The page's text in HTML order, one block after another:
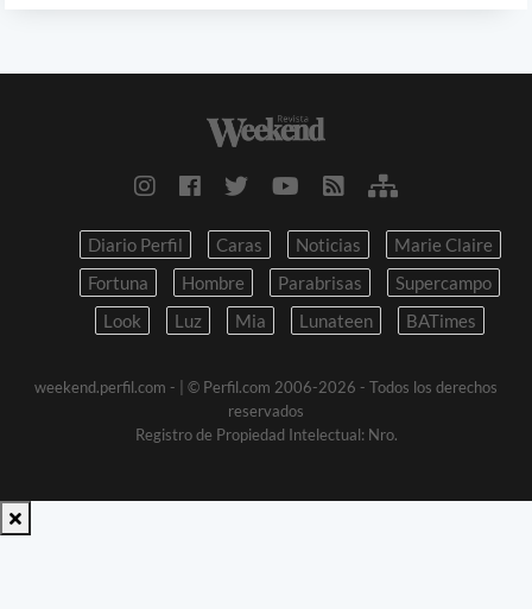
Diario Perfil Caras Noticias
Marie Claire
Fortuna
Hombre Parabrisas
Supercampo
Look
Luz Mia Lunateen BATimes
weekend.perfil.com -
| © Perfil.com 2006-2026 - Todos los derechos
reservados
Registro de Propiedad Intelectual: Nro.